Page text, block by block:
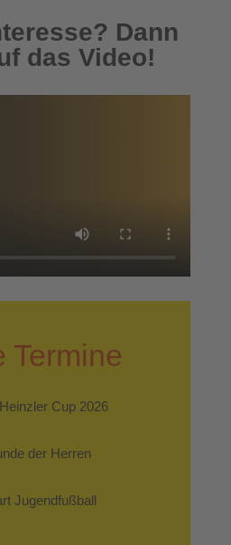
Dann
das Video!
Termine
Cup 2026
der Herren
Jugendfußball